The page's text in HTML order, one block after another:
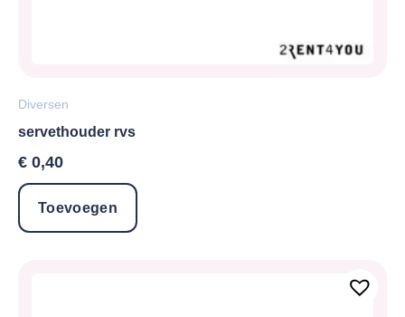
Diversen
servethouder rvs
€ 0,40
Toevoegen